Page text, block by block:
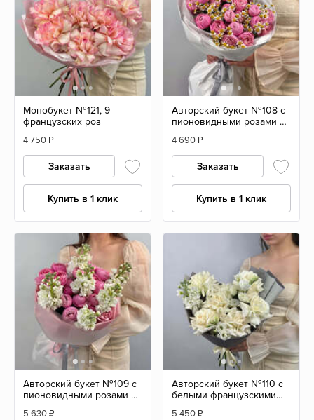
Монобукет №121, 9
французских роз
4 750₽
Заказать
Купить в 1 клик
Авторский букет №108 с
пионовидными розами и
4 690₽
Заказать
Купить в 1 клик
Авторский букет №109 с
пионовидными розами и
5 630₽
Авторский букет №110 с
белыми французскими
5 450₽